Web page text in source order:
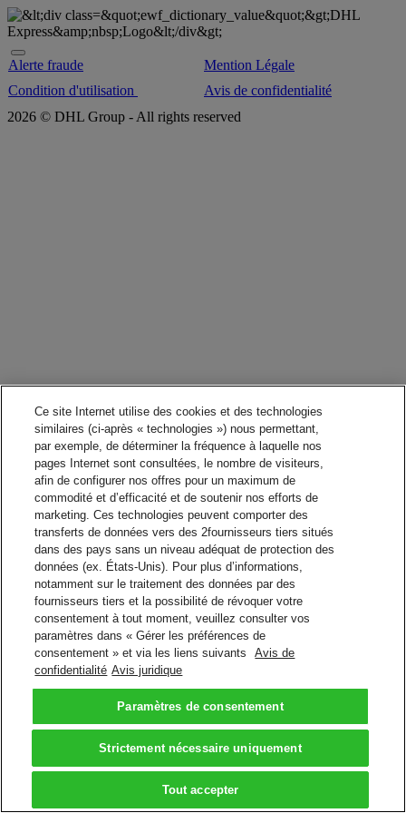
Alerte fraude
Condition d'utilisation
Mention Légale
Avis de confidentialité
2026 © DHL Group - All rights reserved
Ce site Internet utilise des cookies et des technologies
similaires (ci-après « technologies ») nous permettant,
par exemple, de déterminer la fréquence à laquelle nos
pages Internet sont consultées, le nombre de visiteurs,
afin de configurer nos offres pour un maximum de
commodité et d’efficacité et de soutenir nos efforts de
marketing. Ces technologies peuvent comporter des
transferts de données vers des 2fournisseurs tiers situés
dans des pays sans un niveau adéquat de protection des
données (ex. États-Unis). Pour plus d’informations,
notamment sur le traitement des données par des
fournisseurs tiers et la possibilité de révoquer votre
consentement à tout moment, veuillez consulter vos
paramètres dans « Gérer les préférences de
consentement » et via les liens suivants
Avis de
confidentialité Avis juridique
Paramètres de consentement
Strictement nécessaire uniquement
Tout accepter